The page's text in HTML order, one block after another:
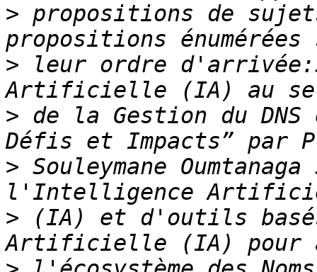
> propositions de
> leur ordre
> de la Gestion du
> Souleymane
> (IA) et d'outils